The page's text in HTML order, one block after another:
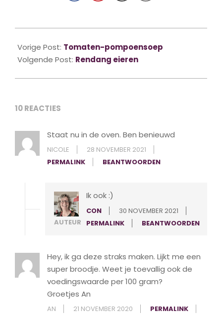
10-
18
Vorige Post: Tomaten-pompoensoep
Volgende Post: Rendang eieren
10 REACTIES
Staat nu in de oven. Ben benieuwd
NICOLE
28 NOVEMBER 2021
PERMALINK
BEANTWOORDEN
AUTEUR
Ik ook :)
CON
30 NOVEMBER 2021
PERMALINK
BEANTWOORDEN
Hey, ik ga deze straks maken. Lijkt me een
super broodje. Weet je toevallig ook de
voedingswaarde per 100 gram?
Groetjes An
AN 21 NOVEMBER 2020 PERMALINK